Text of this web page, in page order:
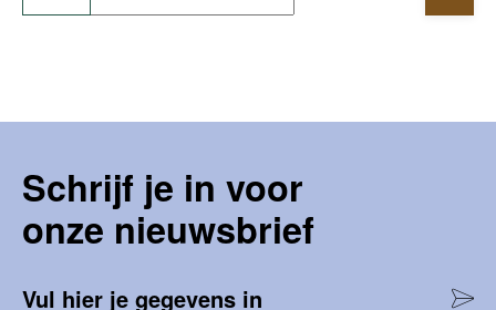
Schrijf je in voor
onze nieuwsbrief
Vul hier je gegevens in